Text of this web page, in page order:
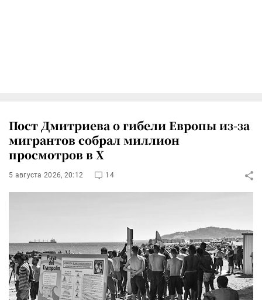
Пост Дмитриева о гибели Европы из-за
мигрантов собрал миллион
просмотров в X
5 августа 2026, 20:12 14